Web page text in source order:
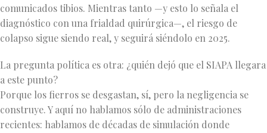
comunicados tibios. Mientras tanto —y esto lo señala el
diagnóstico con una frialdad quirúrgica—, el riesgo de
colapso sigue siendo real, y seguirá siéndolo en 2025.
La pregunta política es otra: ¿quién dejó que el SIAPA llegara
a este punto?
Porque los fierros se desgastan, sí, pero la negligencia se
construye. Y aquí no hablamos sólo de administraciones
recientes: hablamos de décadas de simulación donde